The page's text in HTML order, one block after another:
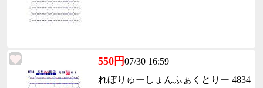
550円07/30 16:59
れぼりゅーしょんふぁくとりー 4834